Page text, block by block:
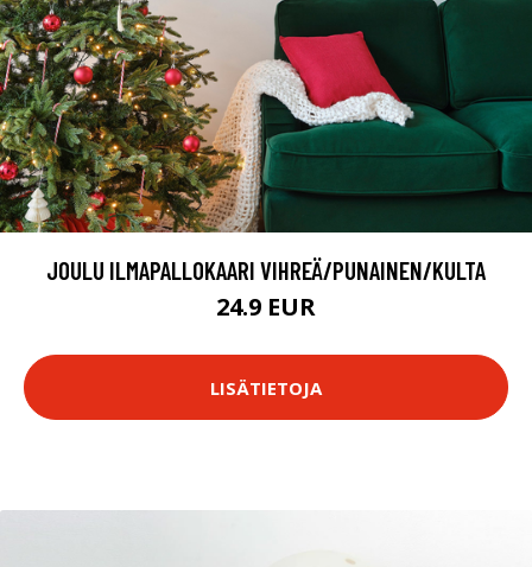
JOULU ILMAPALLOKAARI VIHREÄ/PUNAINEN/KULTA
24.9 EUR
LISÄTIETOJA